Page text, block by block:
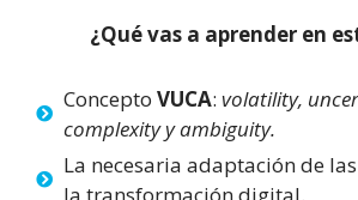
¿Qué vas a aprender en
Concepto VUCA: volatility,
complexity y ambiguity.
La necesaria adaptación de